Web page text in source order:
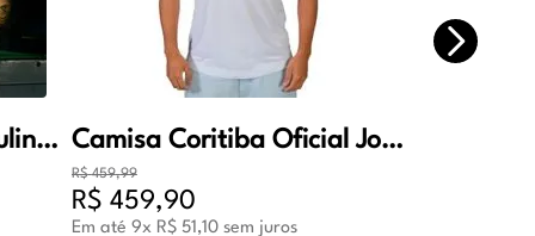
Camisa Coritiba Masculina Oficial Jogo 2 2026 Verde
Camisa Coritiba Oficial Jogo 1 Masculino
R$ 459,99
R$ 459,90
Em até 9x R$ 51,10sem juros